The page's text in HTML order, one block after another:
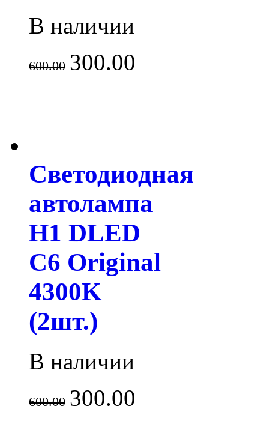
В наличии
600.00 300.00
Светодиодная
автолампа
H1 DLED
C6 Original
4300K
(2шт.)
В наличии
600.00 300.00